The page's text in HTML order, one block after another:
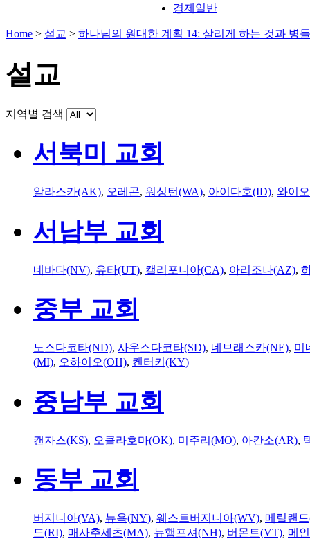
경제일반
Home > 설교 > 하나님의 원대한 계획 14: 살리게 하는 것과 병
설교
지역별 검색
서북미 교회
알라스카(AK), 오레곤, 워싱턴(WA), 아이다호(ID), 와이
서남부 교회
네바다(NV), 유타(UT), 캘리포니아(CA), 아리조나(AZ),
중부 교회
노스다코타(ND), 사우스다코타(SD), 네브래스카(NE), 미
(MI), 오하이오(OH), 켄터키(KY)
중남부 교회
캔자스(KS), 오클라호마(OK), 미주리(MO), 아칸소(AR),
동부 교회
버지니아(VA), 뉴욕(NY), 웨스트버지니아(WV), 메릴랜
드(RI), 매사추세츠(MA), 뉴햄프셔(NH), 버몬트(VT), 메